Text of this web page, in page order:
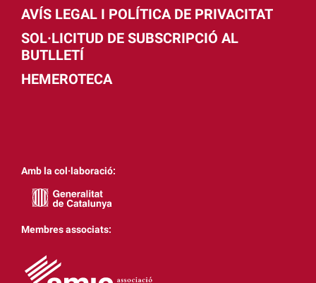
AVÍS LEGAL I POLÍTICA DE PRIVACITAT
SOL·LICITUD DE SUBSCRIPCIÓ AL
BUTLLETÍ
HEMEROTECA
Amb la col·laboració:
Membres associats: